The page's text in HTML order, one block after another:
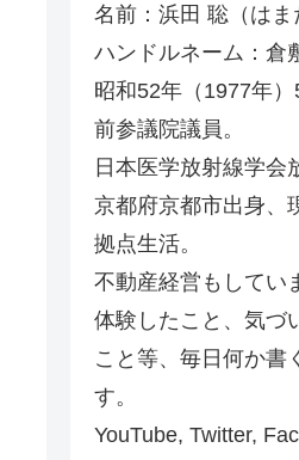
名前：浜田 聡（はま
ハンドルネーム：倉
昭和52年（1977年
前参議院議員。
日本医学放射線学会
京都府京都市出身、
拠点生活。
不動産経営もしてい
体験したこと、気づ
こと等、毎日何か書
す。
YouTube, Twitter,